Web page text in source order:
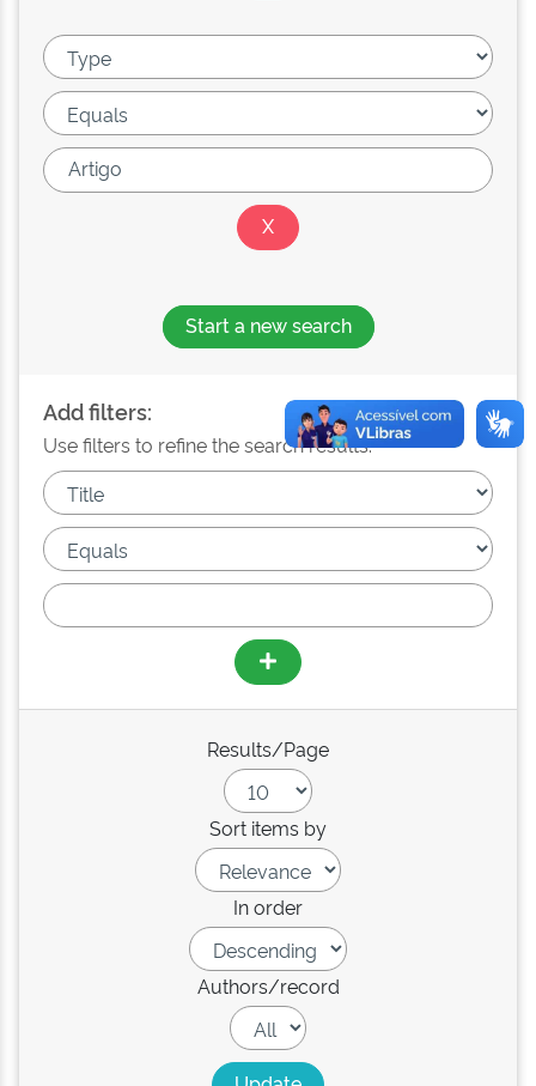
Start a new search
Add filters:
Use filters to refine the search results.
Results/Page
Sort items by
In order
Authors/record